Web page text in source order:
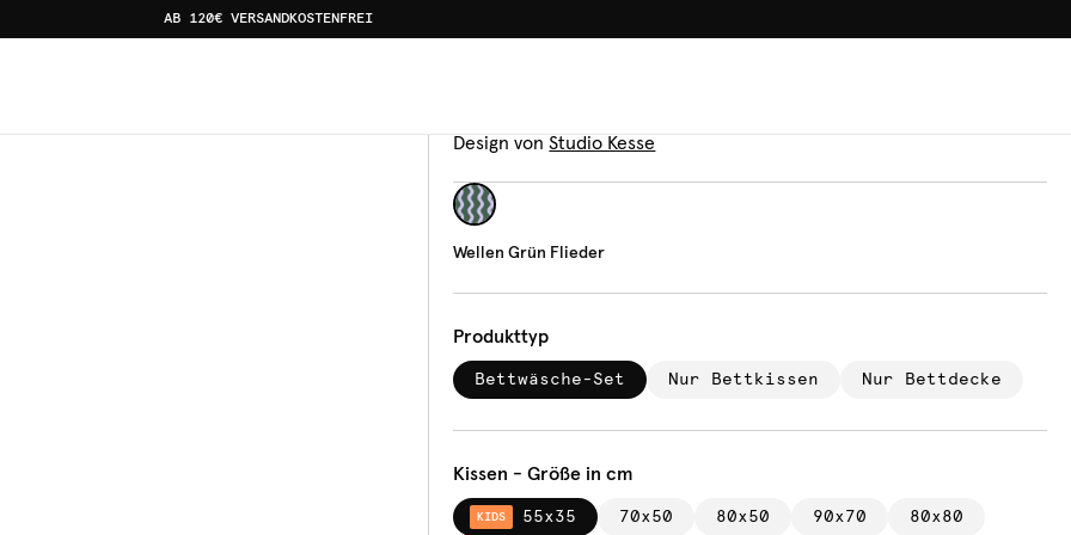
AB 120€ VERSANDKOSTENFREI
Bettwäsche
Design von Studio Kesse
Wellen Grün Flieder
Produkttyp
Bettwäsche-Set Nur Bettkissen Nur Bettdecke
Kissen - Größe in cm
KIDS 55x35 70x50 80x50 90x70 80x80